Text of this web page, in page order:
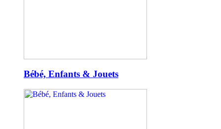
Bébé, Enfants & Jouets